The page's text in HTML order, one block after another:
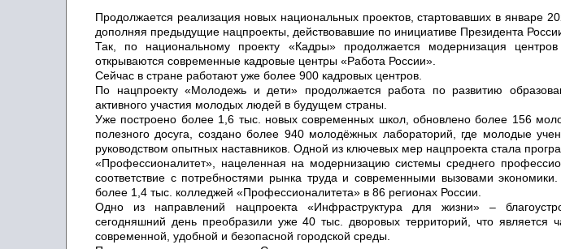
Продолжается реализация новых национальных проектов, стартовавших в январе
дополняя предыдущие нацпроекты, действовавшие по инициативе Президента
Так, по национальному проекту «Кадры» продолжается модернизация
открываются современные кадровые центры «Работа России».
Сейчас в стране работают уже более 900 кадровых центров.
По нацпроекту «Молодежь и дети» продолжается работа по развитию
активного участия молодых людей в будущем страны.
Уже построено более 1,6 тыс. новых современных школ, обновлено более 156
полезного досуга, создано более 940 молодёжных лабораторий, где молодые
руководством опытных наставников. Одной из ключевых мер нацпроекта стала
«Профессионалитет», нацеленная на модернизацию системы среднего
соответствие с потребностями рынка труда и современными вызовами
более 1,4 тыс. колледжей «Профессионалитета» в 86 регионах России.
Одно из направлений нацпроекта «Инфраструктура для жизни» –
сегодняшний день преобразили уже 40 тыс. дворовых территорий, что является
современной, удобной и безопасной городской среды.